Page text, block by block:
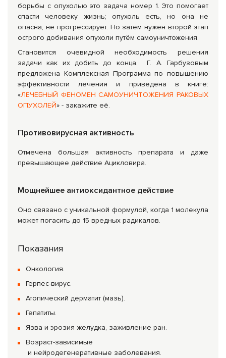
борьбы с опухолью это задача номер 1. Это помогает
спасти человеку жизнь; опухоль есть, но она не
опасна, не прогрессирует. Но затем нужен второй этап
острого добивания опухоли путём самоуничтожения.
Становится очевидной необходимость решения
задачи как их добить до конца. Г. А. Гарбузовым
предложена Комплексная Программа по повышению
эффективности лечения и приведена в книге:
«ЛЕЧЕБНЫЙ ФЕНОМЕН САМОУНИЧТОЖЕНИЯ РАКОВЫХ
ОПУХОЛЕЙ» - закажите её.
Противовирусная активность
Отмечена большая активность препарата и даже
превышающее действие Ацикловира.
Мощнейшее антиоксидантное действие
Оно связано с уникальной формулой, когда 1 молекула
может погасить до 15 вредных радикалов.
Показания
Онкология.
Герпес-вирус.
Атопический дерматит (мазь).
Гепатиты.
Язва и эрозия желудка, заживление ран.
Возраст-зависимые
и нейродегенеративные заболевания.